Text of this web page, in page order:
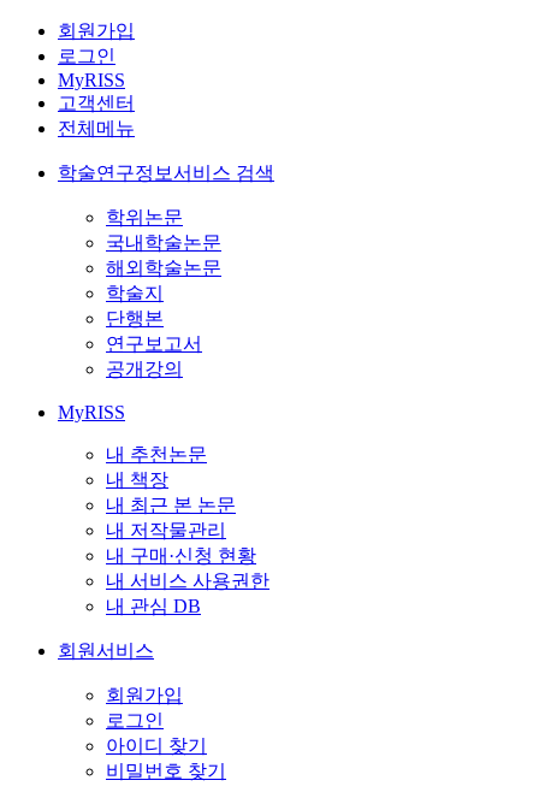
회원가입
로그인
MyRISS
고객센터
전체메뉴
학술연구정보서비스 검색
학위논문
국내학술논문
해외학술논문
학술지
단행본
연구보고서
공개강의
MyRISS
내 추천논문
내 책장
내 최근 본 논문
내 저작물관리
내 구매·신청 현황
내 서비스 사용권한
내 관심 DB
회원서비스
회원가입
로그인
아이디 찾기
비밀번호 찾기